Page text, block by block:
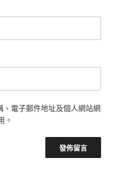
、電子郵件地址及個人網站網
。